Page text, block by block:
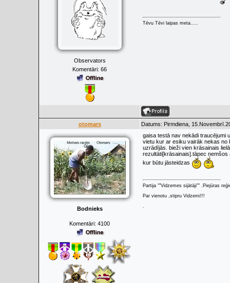
Observators
Komentāri: 66
Tēvu Tēvi laipas meta.....
otomars Datums: Pirmdiena,
Bodnieks
Komentāri: 4100
gaisa testā nav nekādi traucējumi
vietu kur ar esiku vairāk nekas no
uzrādījās. bieži vien krāsainais
rezultāti[krāsainais].tāpec
kur būtu jāsteidzas
Partija ""Vidzemes sijātāji"" .Piejūras
Par vienotu ,stipru Vidzemi!!!
.